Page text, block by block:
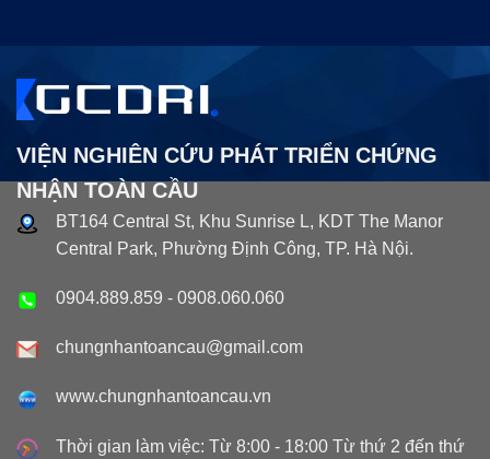
VIỆN NGHIÊN CỨU PHÁT TRIỂN CHỨNG
NHẬN TOÀN CẦU
BT164 Central St, Khu Sunrise L, KDT The Manor
Central Park, Phường Định Công, TP. Hà Nội.
0904.889.859 - 0908.060.060
chungnhantoancau@gmail.com
www.chungnhantoancau.vn
Thời gian làm việc: Từ 8:00 - 18:00 Từ thứ 2 đến thứ